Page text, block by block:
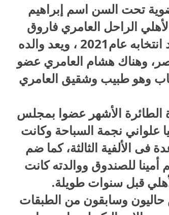
تحت السن اسم إبراهيم
الراحل العامري فاروق
المنتخب فى المنصب عام 2017 وأعيد انتخابه عام2021 ، ويعد والده
وهناك هشام العامري عضو
عام 2014 بالانتخاب وهو طبيب وشقيق العامري
الطائرة الأشهر عضوا بمجلس
علواني نجمة السباحة وكانت
الألفية الثالثة، كما ضم
للصندوق ووالدته كانت
قبل سنوات طويلة.
وسابقون من الطبقات